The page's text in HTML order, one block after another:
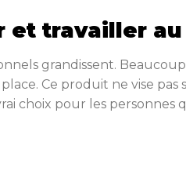
et travailler
grandissent.
Ce produit ne vise
choix pour les